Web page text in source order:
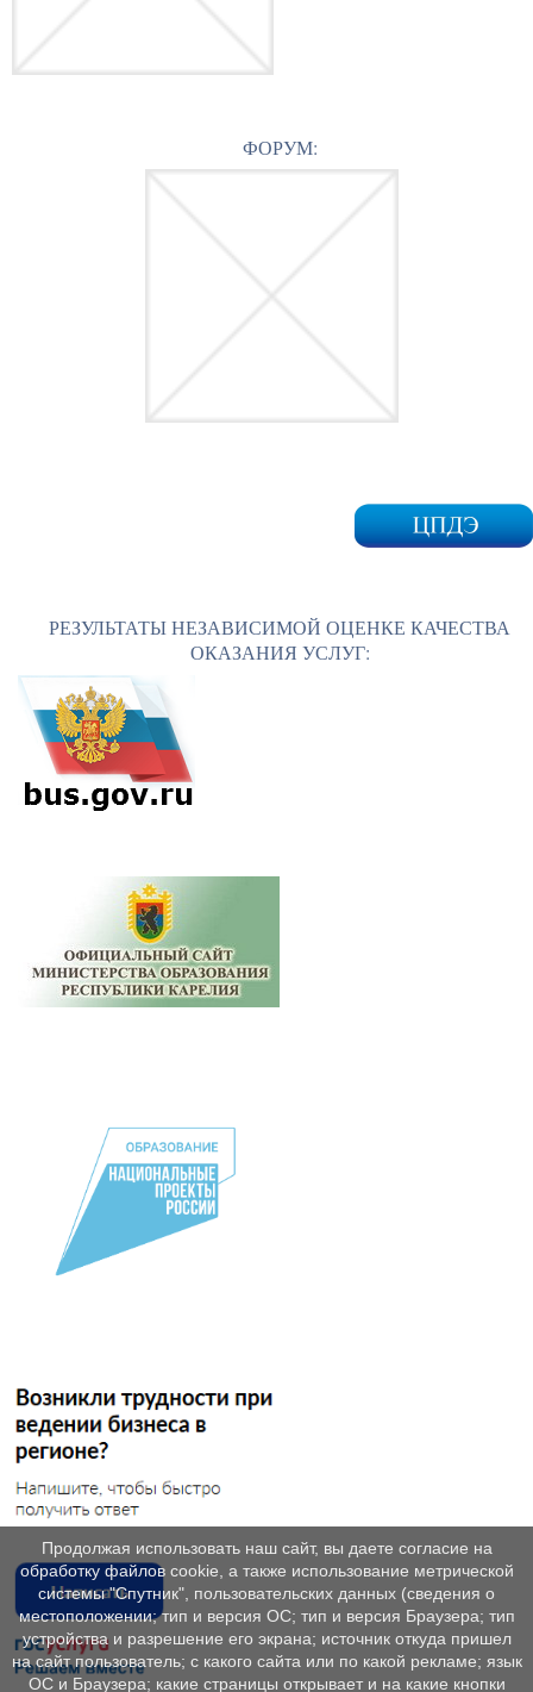
ФОРУМ:
РЕЗУЛЬТАТЫ НЕЗАВИСИМОЙ ОЦЕНКЕ КАЧЕСТВА
ОКАЗАНИЯ УСЛУГ:
Продолжая использовать наш сайт, вы даете согласие на
обработку файлов cookie, а также использование метрической
системы "Спутник", пользовательских данных (сведения о
местоположении; тип и версия ОС; тип и версия Браузера; тип
устройства и разрешение его экрана; источник откуда пришел
на сайт пользователь; с какого сайта или по какой рекламе; язык
ОС и Браузера; какие страницы открывает и на какие кнопки